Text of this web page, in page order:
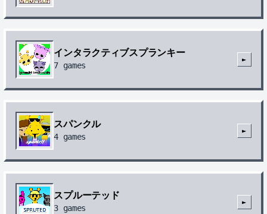
インタラクティブスプランキー
7 games
►
スパンクル
4 games
►
スプルーテッド
3 games
►